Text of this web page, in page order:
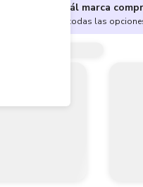
¿No sabes cuál marca
Encuentra aquí todas las